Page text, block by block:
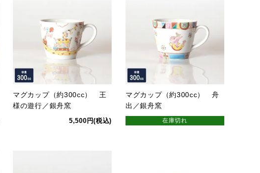
マグカップ（約300cc） 王
様の遊行／銀舟窯
5,500円(税込)
マグカップ（約300cc） 舟
出／銀舟窯
在庫切れ